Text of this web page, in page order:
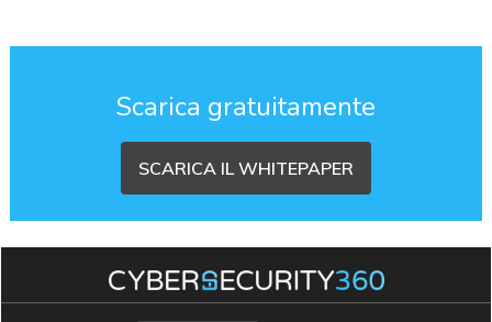
Scarica gratuitamente
SCARICA IL WHITEPAPER